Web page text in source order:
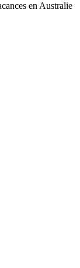
en Australie